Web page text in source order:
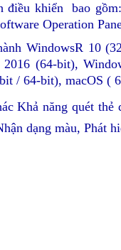
điều khiển bao
Operation
WindowsR 10
2016 (64-bit),
/ 64-bit), macOS (
Khả năng quét
dạng màu, Phát